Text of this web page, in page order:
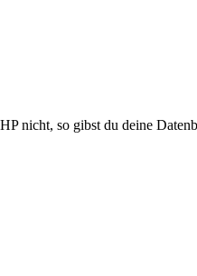
nicht, so gibst du deine